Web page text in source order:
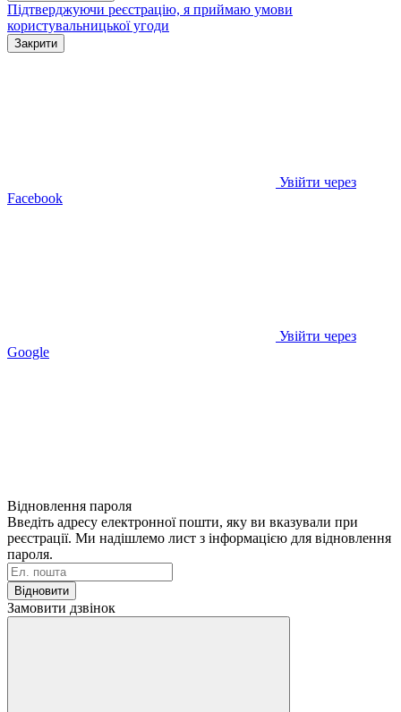
Підтверджуючи реєстрацію, я приймаю умови
користувальницької угоди
Закрити
Увійти через
Facebook
Увійти через
Google
Відновлення пароля
Введіть адресу електронної пошти, яку ви вказували при
реєстрації. Ми надішлемо лист з інформацією для відновлення
пароля.
Відновити
Замовити дзвінок